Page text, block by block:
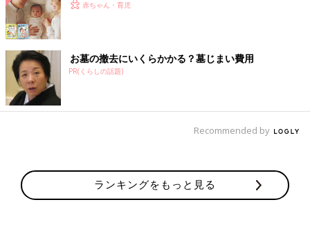
赤ちゃん・育児
お墓の撤去にいくらかかる？墓じまい費用
PR(くらしの話題)
Recommended by
ランキングをもっと見る